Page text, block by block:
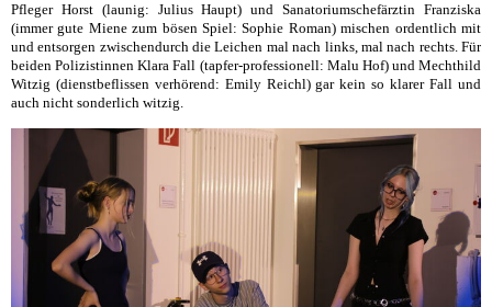
Pfleger Horst (launig: Julius Haupt) und Sanatoriumschefärztin Franziska
(immer gute Miene zum bösen Spiel: Sophie Roman) mischen ordentlich mit
und entsorgen zwischendurch die Leichen mal nach links, mal nach rechts. Für
beiden Polizistinnen Klara Fall (tapfer-professionell: Malu Hof) und Mechthild
Witzig (dienstbeflissen verhörend: Emily Reichl) gar kein so klarer Fall und
auch nicht sonderlich witzig.